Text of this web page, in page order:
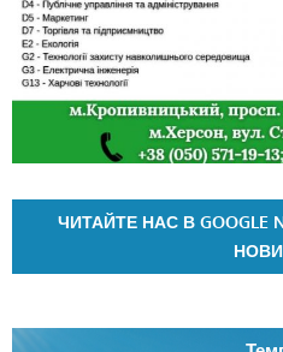
ЧИТАЙТЕ НАС В GOOGLE